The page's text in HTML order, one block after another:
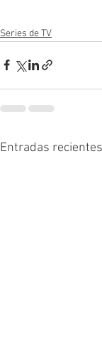
Series de TV
Entradas recientes